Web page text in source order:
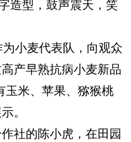
造型，鼓声震天，笑
小麦代表队，向观众
产早熟抗病小麦新品
玉米、苹果、猕猴桃
。
社的陈小虎，在田园